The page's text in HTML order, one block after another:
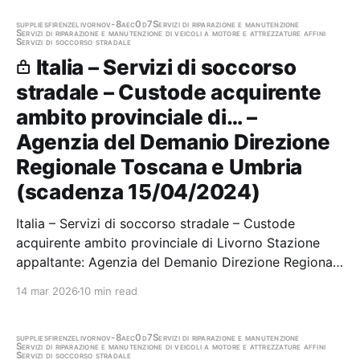
AMBITO TERRITORIALE PROVINCIALE…
suppliesfirenzelivornov-8aec0d7Servizi di riparazione e manutenzione
Servizi di riparazione e manutenzione di veicoli a motore e attrezzature affini
Servizi di soccorso stradale
Italia – Servizi di soccorso
stradale – Custode acquirente
ambito provinciale di… –
Agenzia del Demanio Direzione
Regionale Toscana e Umbria
(scadenza 15/04/2024)
Italia – Servizi di soccorso stradale – Custode
acquirente ambito provinciale di Livorno Stazione
appaltante: Agenzia del Demanio Direzione Regionale
14 mar 2026 10 min read
suppliesfirenzelivornov-8aec0d7Servizi di riparazione e manutenzione
Servizi di riparazione e manutenzione di veicoli a motore e attrezzature affini
Servizi di soccorso stradale